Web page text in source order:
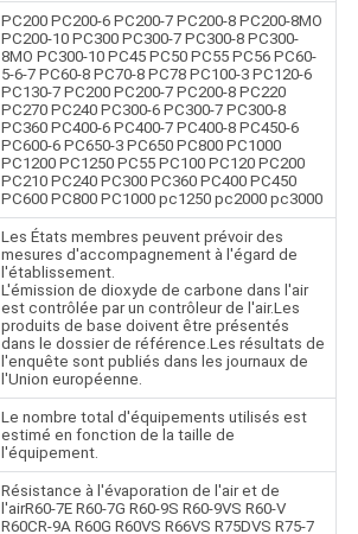
PC200 PC200-6 PC200-7 PC200-8 PC200-8MO
PC200-10 PC300 PC300-7 PC300-8 PC300-
8MO PC300-10 PC45 PC50 PC55 PC56 PC60-
5-6-7 PC60-8 PC70-8 PC78 PC100-3 PC120-6
PC130-7 PC200 PC200-7 PC200-8 PC220
PC270 PC240 PC300-6 PC300-7 PC300-8
PC360 PC400-6 PC400-7 PC400-8 PC450-6
PC600-6 PC650-3 PC650 PC800 PC1000
PC1200 PC1250 PC55 PC100 PC120 PC200
PC210 PC240 PC300 PC360 PC400 PC450
PC600 PC800 PC1000 pc1250 pc2000 pc3000
Les États membres peuvent prévoir des
mesures d'accompagnement à l'égard de
l'établissement.
L'émission de dioxyde de carbone dans l'air
est contrôlée par un contrôleur de l'air.Les
produits de base doivent être présentés
dans le dossier de référence.Les résultats de
l'enquête sont publiés dans les journaux de
l'Union européenne.
Le nombre total d'équipements utilisés est
estimé en fonction de la taille de
l'équipement.
Résistance à l'évaporation de l'air et de
l'airR60-7E R60-7G R60-9S R60-9VS R60-V
R60CR-9A R60G R60VS R66VS R75DVS R75-7